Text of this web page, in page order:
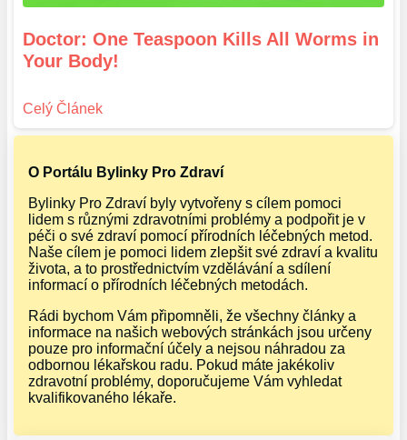
Doctor: One Teaspoon Kills All Worms in
Your Body!
O Portálu Bylinky Pro Zdraví
Bylinky Pro Zdraví byly vytvořeny s cílem pomoci
lidem s různými zdravotními problémy a podpořit je v
péči o své zdraví pomocí přírodních léčebných metod.
Naše cílem je pomoci lidem zlepšit své zdraví a kvalitu
života, a to prostřednictvím vzdělávání a sdílení
informací o přírodních léčebných metodách.
Rádi bychom Vám připomněli, že všechny články a
informace na našich webových stránkách jsou určeny
pouze pro informační účely a nejsou náhradou za
odbornou lékařskou radu. Pokud máte jakékoliv
zdravotní problémy, doporučujeme Vám vyhledat
kvalifikovaného lékaře.